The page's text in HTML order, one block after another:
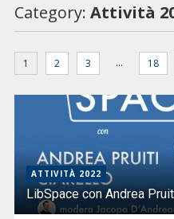
Category: Attività
1 2 3 … 18
ATTIVITÀ 2022
LibSpace con Andrea